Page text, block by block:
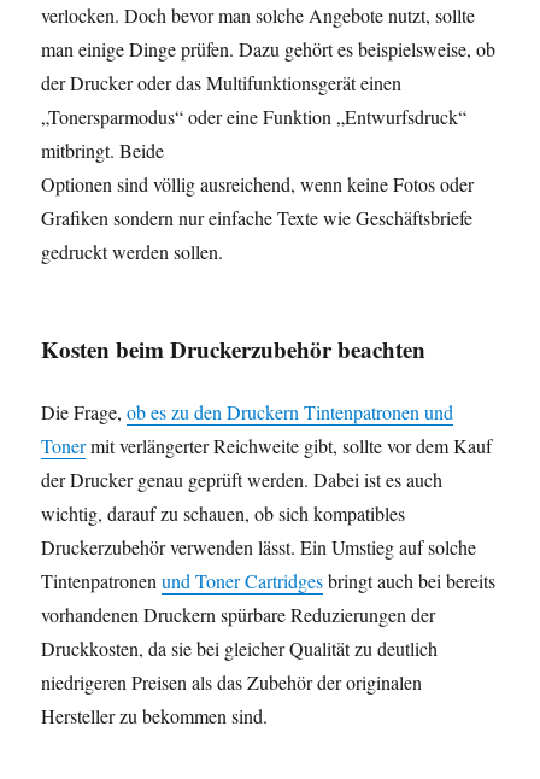
verlocken. Doch bevor man solche Angebote nutzt, sollte
man einige Dinge prüfen. Dazu gehört es beispielsweise, ob
der Drucker oder das Multifunktionsgerät einen
„Tonersparmodus“ oder eine Funktion „Entwurfsdruck“
mitbringt. Beide
Optionen sind völlig ausreichend, wenn keine Fotos oder
Grafiken sondern nur einfache Texte wie Geschäftsbriefe
gedruckt werden sollen.
Kosten beim Druckerzubehör beachten
Die Frage,ob es zu den Druckern Tintenpatronen und
Tonermit verlängerter Reichweite gibt, sollte vor dem Kauf
der Drucker genau geprüft werden. Dabei ist es auch
wichtig, darauf zu schauen, ob sich kompatibles
Druckerzubehör verwenden lässt. Ein Umstieg auf solche
Tintenpatronenund Toner Cartridgesbringt auch bei bereits
vorhandenen Druckern spürbare Reduzierungen der
Druckkosten, da sie bei gleicher Qualität zu deutlich
niedrigeren Preisen als das Zubehör der originalen
Hersteller zu bekommen sind.